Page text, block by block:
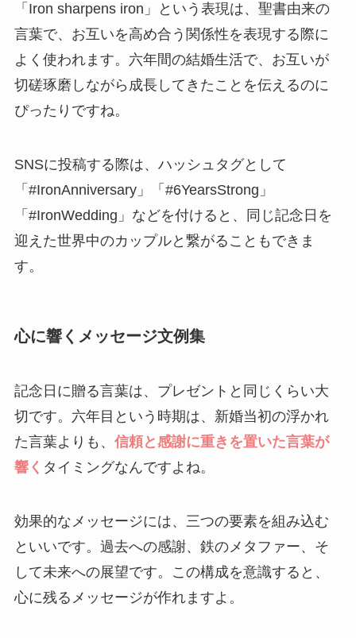
「Iron sharpens iron」という表現は、聖書由来の
言葉で、お互いを高め合う関係性を表現する際に
よく使われます。六年間の結婚生活で、お互いが
切磋琢磨しながら成長してきたことを伝えるのに
ぴったりですね。
SNSに投稿する際は、ハッシュタグとして
「#IronAnniversary」「#6YearsStrong」
「#IronWedding」などを付けると、同じ記念日を
迎えた世界中のカップルと繋がることもできま
す。
心に響くメッセージ文例集
記念日に贈る言葉は、プレゼントと同じくらい大
切です。六年目という時期は、新婚当初の浮かれ
た言葉よりも、 信頼と感謝に重きを置いた言葉が
響く タイミングなんですよね。
効果的なメッセージには、三つの要素を組み込む
といいです。過去への感謝、鉄のメタファー、そ
して未来への展望です。この構成を意識すると、
心に残るメッセージが作れますよ。